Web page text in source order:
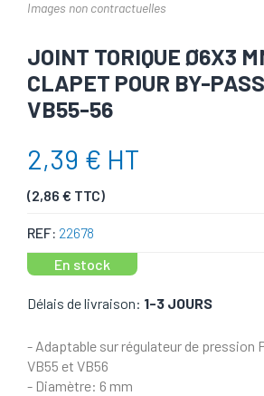
Images non contractuelles
JOINT TORIQUE Ø6X3
CLAPET POUR BY-
VB55-56
2,39 € HT
(2,86 € TTC)
REF: 22678
En stock
Délais de livraison: 1-3 JOURS
- Adaptable sur régulateur de pression
VB55 et VB56
- Diamètre: 6 mm